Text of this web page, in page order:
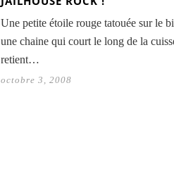
Une petite étoile rouge tatouée sur le
une chaine qui court le long de la
retient…
octobre 3, 2008